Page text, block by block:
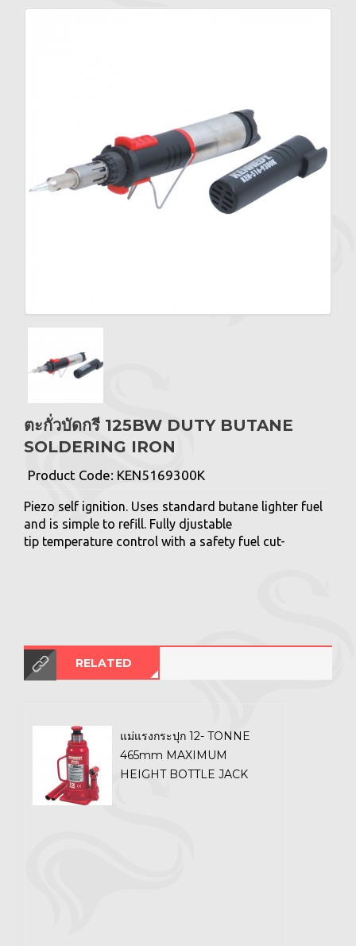
ตะกั่วบัดกรี 125BW DUTY BUTANE
SOLDERING IRON
Product Code: KEN5169300K
Piezo self ignition. Uses standard butane lighter fuel
and is simple to refill. Fully djustable
tip temperature control with a safety fuel cut-
RELATED
แม่แรงกระปุก 12- TONNE
465mm MAXIMUM
HEIGHT BOTTLE JACK